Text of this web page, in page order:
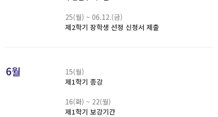
25(월) ~ 06.12.(금)
제2학기 장학생 선정 신청서 제출
6월
15(월)
제1학기 종강
16(화) ~ 22(월)
제1학기 보강기간